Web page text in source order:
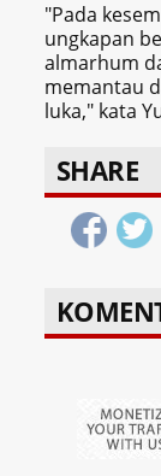
"Pada
ungkapan
almarhum
memantau
luka," kata
SHARE